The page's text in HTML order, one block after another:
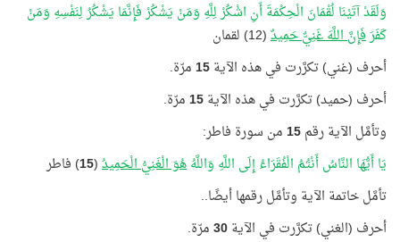
وَلَقَدْ آتَيْنَا لُقْمَانَ الْحِكْمَةَ أَنِ اشْكُرْ لِلَّهِ وَمَنْ يَشْكُرْ فَإِنَّمَا يَشْكُرُ لِنَفْسِهِ وَمَنْ
كَفَرَفَإِنَّ اللَّهَ غَنِيٌّ حَمِيدٌ(12) لقمان
أحرف (غني) تكرَّرت في هذه الآية15مرّة.
أحرف (حميد) تكرَّرت في هذه الآية15مرّة.
وتأمَّل الآية رقم15من سورة فاطر:
يَا أَيُّهَا النَّاسُ أَنْتُمُ الْفُقَرَاءُ إِلَى اللَّهِ وَاللَّهُهُوَ الْغَنِيُّ الْحَمِيدُ(
15) فاطر
تأمَّل خاتمة الآية وتأمَّل رقمها أيضًا..
أحرف (الغني) تكرَّرت في الآية30مرّة.